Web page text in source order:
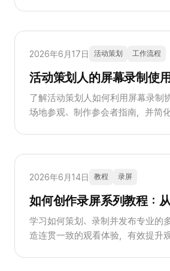
2026年6月17日 活动策划 工作流程
活动策划人的屏幕录制使
了解活动策划人如何利用屏幕录制
场地参观、制作参会者指南，并简
2026年6月14日 教程 录屏
如何创作录屏系列教程：
学习如何策划、录制并发布专业的
造连贯一致的观看体验，有效提升